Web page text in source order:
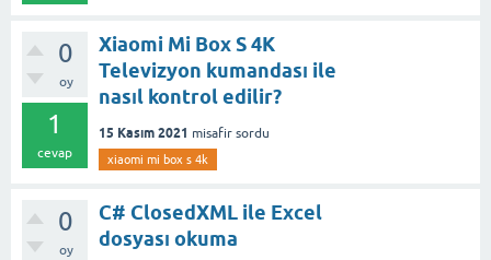
0
oy
1
cevap
Xiaomi Mi Box S 4K
Televizyon kumandası ile
nasıl kontrol edilir?
15 Kasım 2021 misafir sordu
xiaomi mi box s 4k
0
oy
C# ClosedXML ile Excel
dosyası okuma